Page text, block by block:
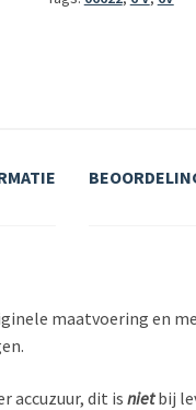
maatvoering en
accuzuur, dit isnietbij